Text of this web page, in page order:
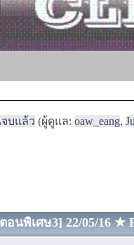
บแล้ว (ผู้ดูแล:oaw_eang,
พิเศษ3] 22/05/16 ★